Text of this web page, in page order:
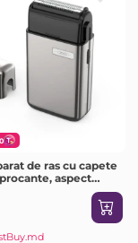
de ras cu capete
aspect